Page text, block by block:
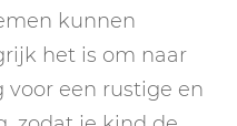
kunnen
het is om naar
voor een rustige en